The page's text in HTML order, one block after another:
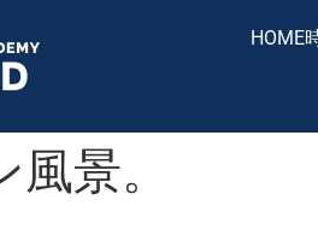
HOME
景。